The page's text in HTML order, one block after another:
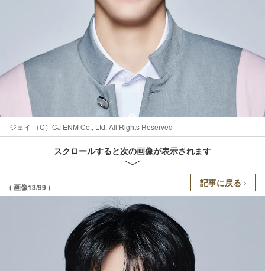
ジェイ （C）CJ ENM Co., Ltd, All Rights Reserved
スクロールすると次の画像が表示されます
( 画像13/99 ) 記事に戻る